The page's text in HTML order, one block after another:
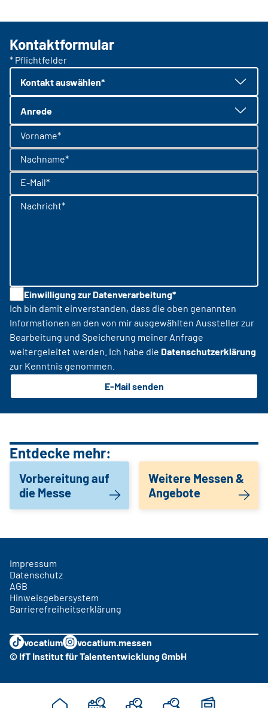
Kontaktformular
* Pflichtfelder
Kontakt auswählen*
Anrede
Vorname*
Nachname*
E-Mail*
Nachricht*
Einwilligung zur Datenverarbeitung*
Ich bin damit einverstanden, dass die oben genannten
Informationen an den von mir ausgewählten Aussteller zur
Bearbeitung und Speicherung meiner Anfrage
weitergeleitet werden. Ich habe die Datenschutzerklärung
zur Kenntnis genommen.
E-Mail senden
Entdecke mehr:
Vorbereitung auf
die Messe
Weitere Messen &
Angebote
Impressum
Datenschutz
AGB
Hinweisgebersystem
Barrierefreiheitserklärung
vocatium
vocatium.messen
© IfT Institut für Talententwicklung GmbH